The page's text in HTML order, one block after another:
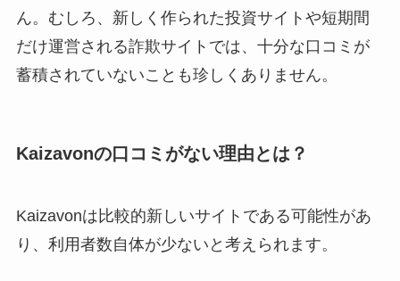
ん。むしろ、新しく作られた投資サイトや短期間
だけ運営される詐欺サイトでは、十分な口コミが
蓄積されていないことも珍しくありません。
Kaizavonの口コミがない理由とは？
Kaizavonは比較的新しいサイトである可能性があ
り、利用者数自体が少ないと考えられます。